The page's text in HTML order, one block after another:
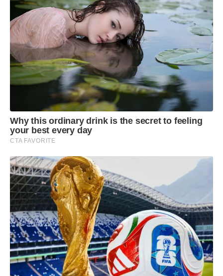
Why this ordinary drink is the secret to feeling
your best every day
CTA FAVORITE